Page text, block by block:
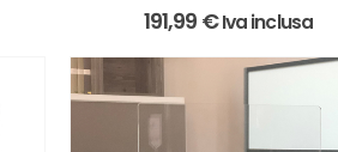
191,99 €Iva inclusa